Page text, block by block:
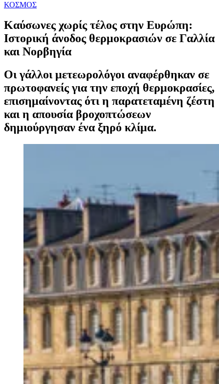
ΚΟΣΜΟΣ
Καύσωνες χωρίς τέλος στην Ευρώπη:
Ιστορική άνοδος θερμοκρασιών σε Γαλλία
και Νορβηγία
Οι γάλλοι μετεωρολόγοι αναφέρθηκαν σε
πρωτοφανείς για την εποχή θερμοκρασίες,
επισημαίνοντας ότι η παρατεταμένη ζέστη
και η απουσία βροχοπτώσεων
δημιούργησαν ένα ξηρό κλίμα.